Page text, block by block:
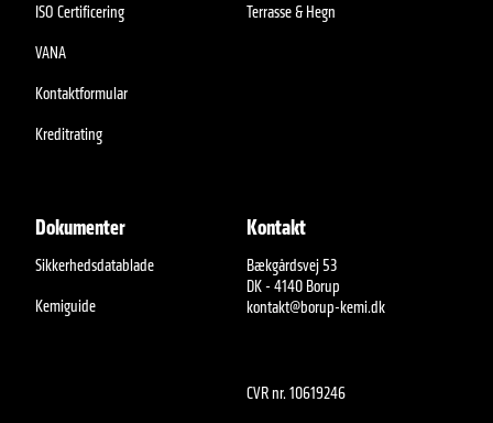
ISO Certificering
VANA
Kontaktformular
Kreditrating
Terrasse & Hegn
Dokumenter
Sikkerhedsdatablade
Kemiguide
Kontakt
Bækgårdsvej 53
DK - 4140 Borup
kontakt@borup-kemi.dk
CVR nr. 10619246